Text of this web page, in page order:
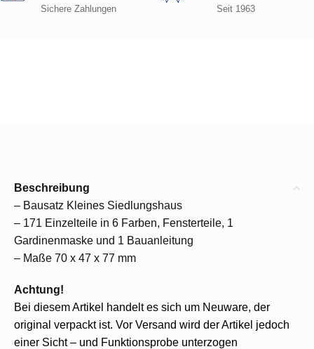
Sichere Zahlungen Seit 1963
Beschreibung
– Bausatz Kleines Siedlungshaus
– 171 Einzelteile in 6 Farben, Fensterteile, 1
Gardinenmaske und 1 Bauanleitung
– Maße 70 x 47 x 77 mm
Achtung!
Bei diesem Artikel handelt es sich um Neuware, der
original verpackt ist. Vor Versand wird der Artikel jedoch
einer Sicht – und Funktionsprobe unterzogen